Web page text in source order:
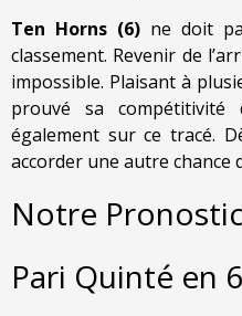
Ten Horns (6)ne doit
classement. Revenir de
impossible. Plaisant à
prouvé sa compétitivité
également sur ce tracé.
accorder une autre chance
Notre
Pari Quinté en